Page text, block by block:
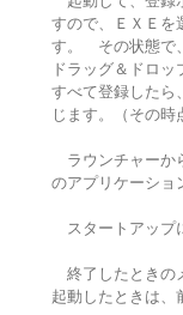
すので、ＥＸＥを
す。 その状態で
ドラッグ＆ドロッ
すべて登録したら
じます。（その時
ラウンチャーか
のアプリケーショ
スタートアップ
終了したときの
起動したときは、